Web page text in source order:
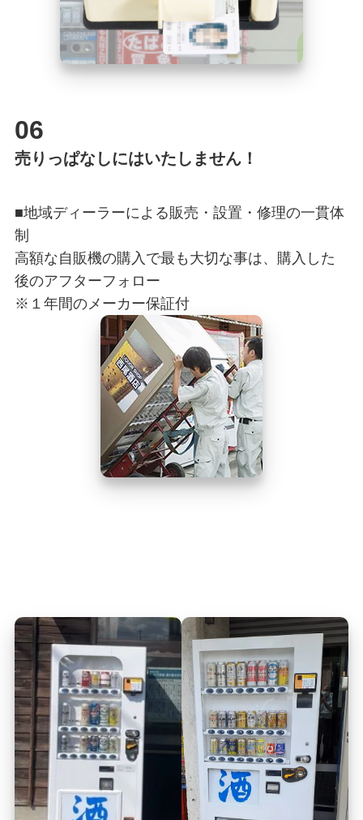
06
売りっぱなしにはいたしません！
■地域ディーラーによる販売・設置・修理の一貫体
制
高額な自販機の購入で最も大切な事は、購入した
後のアフターフォロー
※１年間のメーカー保証付